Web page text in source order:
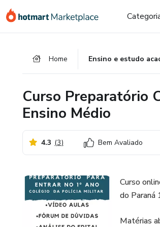
para
para
para
Home Ensino e estudo
Curso Preparatório
Ensino Médio
4.3 (3) Bem Avaliado
Curso
do Paraná
Matérias